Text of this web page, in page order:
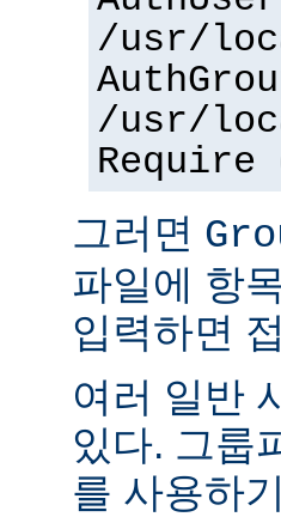
/usr/
/usr/
Require
그러면
파일에 항
입력하면
여러 일반
있다. 그룹
를 사용하